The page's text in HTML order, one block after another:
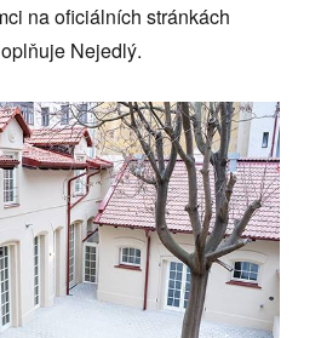
na oficiálních stránkách
Nejedlý.